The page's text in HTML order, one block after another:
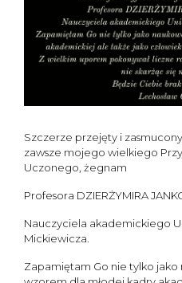
Szczerze przejęty i
zawsze mojego wielkiego
Uczonego, żegnam
Profesora DZIERŻYMIRA
Nauczyciela akademickiego
Mickiewicza.
Zapamiętam Go nie tylko